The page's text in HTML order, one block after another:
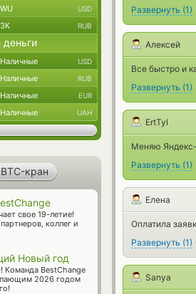
Развернуть (1)
Алексей
Все быстро и
Развернуть (1)
ErtTyl
Меняю Яндекс-
Развернуть (1)
Елена
Оплатила
Развернуть (1)
Sanya
WU USD
ЗК RUB
Наличные USD
Наличные RUB
Наличные EUR
Наличные UAH
BTC-кран
свое 19-летие!
коллег и
Новый год
Команда BestChange
2026 годом